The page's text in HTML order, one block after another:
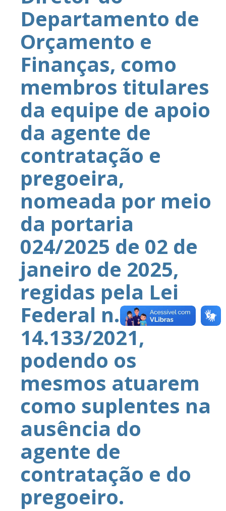
Departamento de
Orçamento e
Finanças, como
membros titulares
da equipe de apoio
da agente de
contratação e
pregoeira,
nomeada por meio
da portaria
024/2025 de 02 de
janeiro de 2025,
regidas pela Lei
Federal n.º
14.133/2021,
podendo os
mesmos atuarem
como suplentes na
ausência do
agente de
contratação e do
pregoeiro.